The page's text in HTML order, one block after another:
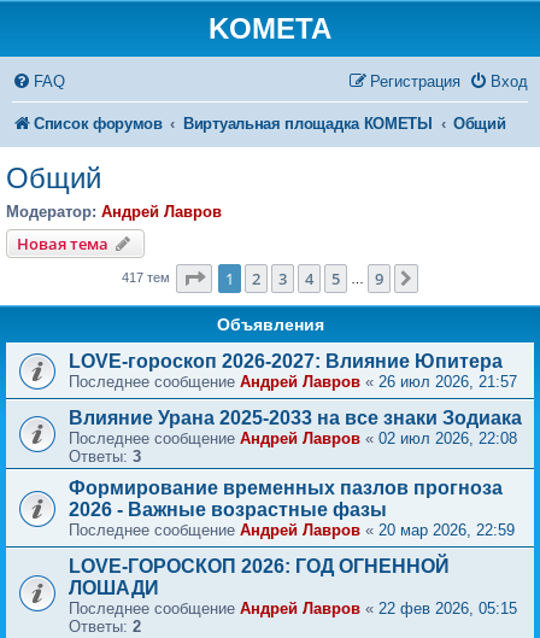
KOMETA
FAQ Вход
Регистрация
Список форумов Виртуальная площадка КОМЕТЫ Общий
Общий
Модератор: Андрей Лавров
Новая тема
417 тем Страница из
1 2 3 4 5 9
Объявления
LOVE-гороскоп 2026-2027: Влияние Юпитера
Последнее сообщение Андрей Лавров « 26 июл 2026, 21:57
Влияние Урана 2025-2033 на все знаки Зодиака
Последнее сообщение Андрей Лавров « 02 июл 2026, 22:08
Ответы: 3
Формирование временных пазлов прогноза
2026 - Важные возрастные фазы
Последнее сообщение Андрей Лавров « 20 мар 2026, 22:59
LOVE-ГОРОСКОП 2026: ГОД ОГНЕННОЙ
ЛОШАДИ
Последнее сообщение Андрей Лавров « 22 фев 2026, 05:15
Ответы: 2